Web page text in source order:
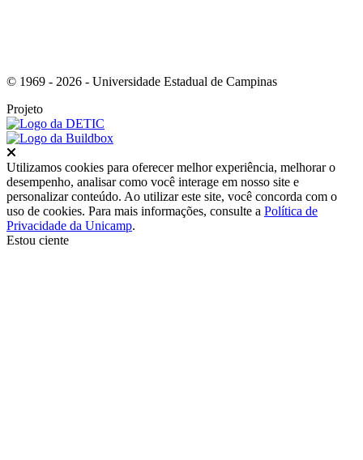
© 1969 - 2026 - Universidade Estadual de Campinas
Projeto
Utilizamos cookies para oferecer melhor experiência, melhorar o
desempenho, analisar como você interage em nosso site e
personalizar conteúdo. Ao utilizar este site, você concorda com o
uso de cookies. Para mais informações, consulte a Política de
Privacidade da Unicamp.
Estou ciente